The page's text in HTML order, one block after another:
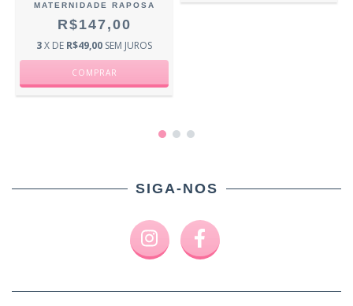
MATERNIDADE RAPOSA
R$147,00
3X DE R$49,00 SEM JUROS
SIGA-NOS